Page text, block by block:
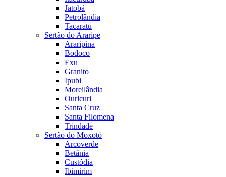
Jatobá
Petrolândia
Tacaratu
Sertão do Araripe
Araripina
Bodoco
Exu
Granito
Ipubi
Moreilândia
Ouricuri
Santa Cruz
Santa Filomena
Trindade
Sertão do Moxotó
Arcoverde
Betânia
Custódia
Ibimirim